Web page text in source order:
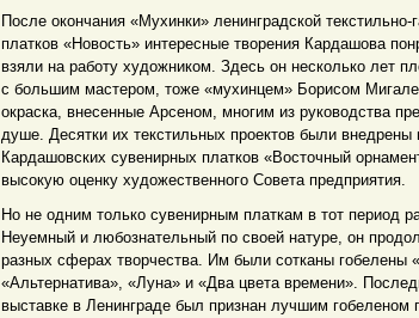
После окончания «Мухинки» ленинградской
платков «Новость» интересные творения Кардашова
взяли на работу художником. Здесь он несколько лет
с большим мастером, тоже «мухинцем» Борисом
окраска, внесенные Арсеном, многим из руководства
душе. Десятки их текстильных проектов были внедрены
Кардашовских сувенирных платков «Восточный
высокую оценку художественного Совета предприятия.
Но не одним только сувенирным платкам в тот период
Неуемный и любознательный по своей натуре, он
разных сферах творчества. Им были сотканы гобелены
«Альтернатива», «Луна» и «Два цвета времени».
выставке в Ленинграде был признан лучшим гобеленом